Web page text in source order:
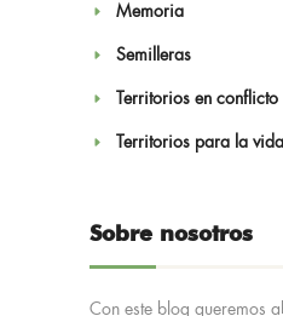
Memoria
Semilleras
Territorios en conflicto
Territorios para la vida
Sobre nosotros
Con este blog queremos